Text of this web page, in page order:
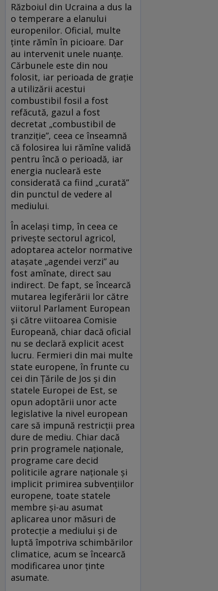
Războiul din Ucraina a dus la
o temperare a elanului
europenilor. Oficial, multe
ținte rămîn în picioare. Dar
au intervenit unele nuanțe.
Cărbunele este din nou
folosit, iar perioada de grație
a utilizării acestui
combustibil fosil a fost
refăcută, gazul a fost
decretat „combustibil de
tranziție”, ceea ce înseamnă
că folosirea lui rămîne validă
pentru încă o perioadă, iar
energia nucleară este
considerată ca fiind „curată”
din punctul de vedere al
mediului.
În același timp, în ceea ce
privește sectorul agricol,
adoptarea actelor normative
atașate „agendei verzi” au
fost amînate, direct sau
indirect. De fapt, se încearcă
mutarea legiferării lor către
viitorul Parlament European
și către viitoarea Comisie
Europeană, chiar dacă oficial
nu se declară explicit acest
lucru. Fermieri din mai multe
state europene, în frunte cu
cei din Țările de Jos și din
statele Europei de Est, se
opun adoptării unor acte
legislative la nivel european
care să impună restricții prea
dure de mediu. Chiar dacă
prin programele naționale,
programe care decid
politicile agrare naționale și
implicit primirea subvențiilor
europene, toate statele
membre și-au asumat
aplicarea unor măsuri de
protecție a mediului și de
luptă împotriva schimbărilor
climatice, acum se încearcă
modificarea unor ținte
asumate.